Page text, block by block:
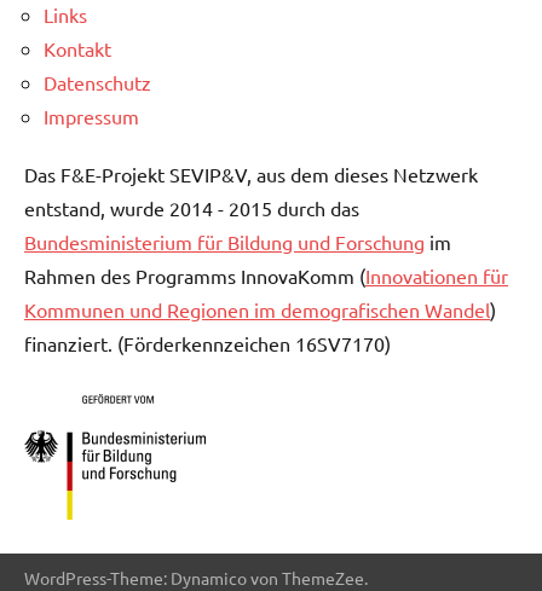
Links
Kontakt
Datenschutz
Impressum
Das F&E-Projekt SEVIP&V, aus dem dieses Netzwerk
entstand, wurde 2014 - 2015 durch das
Bundesministerium für Bildung und Forschung im
Rahmen des Programms InnovaKomm (Innovationen für
Kommunen und Regionen im demografischen Wandel)
finanziert. (Förderkennzeichen 16SV7170)
WordPress-Theme: Dynamico von ThemeZee.